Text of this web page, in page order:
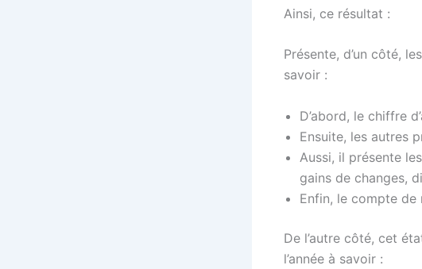
Ainsi, ce résultat :
Présente, d’un côté,
savoir :
D’abord, le chiffre
Ensuite, les autres
Aussi, il présente
gains de changes,
Enfin, le compte
De l’autre côté, cet
l’année à savoir :